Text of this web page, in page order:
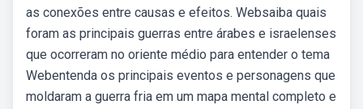
as conexões entre causas e efeitos. Websaiba quais
foram as principais guerras entre árabes e israelenses
que ocorreram no oriente médio para entender o tema
Webentenda os principais eventos e personagens que
moldaram a guerra fria em um mapa mental completo e